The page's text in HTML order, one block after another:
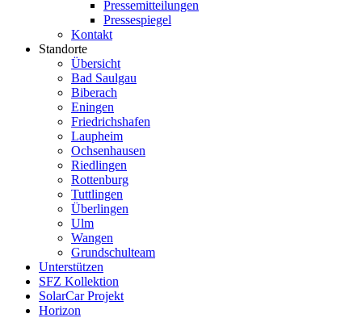
Pressemitteilungen
Pressespiegel
Kontakt
Standorte
Übersicht
Bad Saulgau
Biberach
Eningen
Friedrichshafen
Laupheim
Ochsenhausen
Riedlingen
Rottenburg
Tuttlingen
Überlingen
Ulm
Wangen
Grundschulteam
Unterstützen
SFZ Kollektion
SolarCar Projekt
Horizon